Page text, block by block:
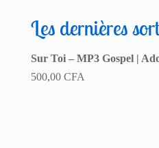
Les dernières
Sur Toi – MP3 Gospel |
500,00 CFA